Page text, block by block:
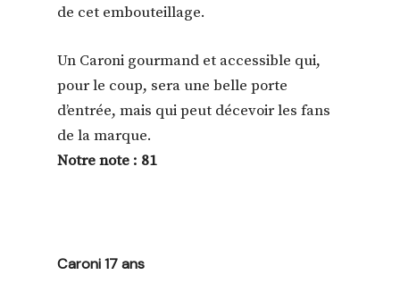
de cet embouteillage.
Un Caroni gourmand et accessible qui,
pour le coup, sera une belle porte
d’entrée, mais qui peut décevoir les fans
de la marque.
Notre note : 81
Caroni 17 ans